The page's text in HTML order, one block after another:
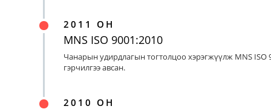
2011 ОН
MNS ISO 9001:2010
Чанарын удирдлагын тогтолцоо хэрэгжүүлж MNS ISO
гэрчилгээ авсан.
2010 ОН